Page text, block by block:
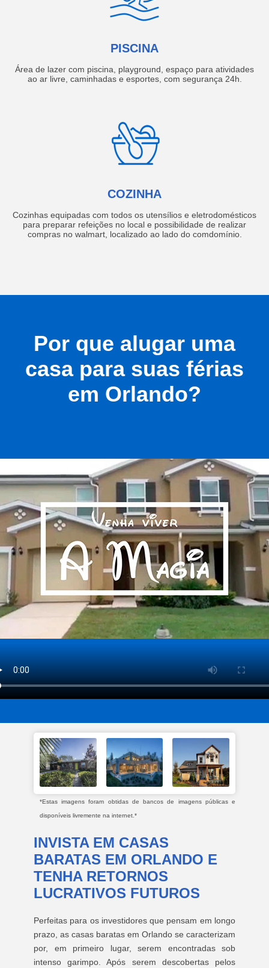
PISCINA
Área de lazer com piscina, playground, espaço para atividades
ao ar livre, caminhadas e esportes, com segurança 24h.
COZINHA
Cozinhas equipadas com todos os utensílios e eletrodomésticos
para preparar refeições no local e possibilidade de realizar
compras no walmart, localizado ao lado do comdomínio.
Por que alugar uma
casa para suas férias
em Orlando?
*Estas imagens foram obtidas de bancos de imagens públicas e
disponíveis livremente na internet.*
INVISTA EM CASAS
BARATAS EM ORLANDO E
TENHA RETORNOS
LUCRATIVOS FUTUROS
Perfeitas para os investidores que pensam em longo
prazo, as casas baratas em Orlando se caracterizam
por, em primeiro lugar, serem encontradas sob
intenso garimpo. Após serem descobertas pelos